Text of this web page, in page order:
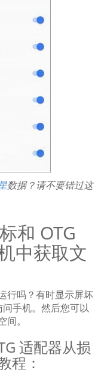
数据？请不要错过这
和 OTG
中获取文
行吗？有时显示屏坏
手机。然后您可以
。
适配器从损
程：